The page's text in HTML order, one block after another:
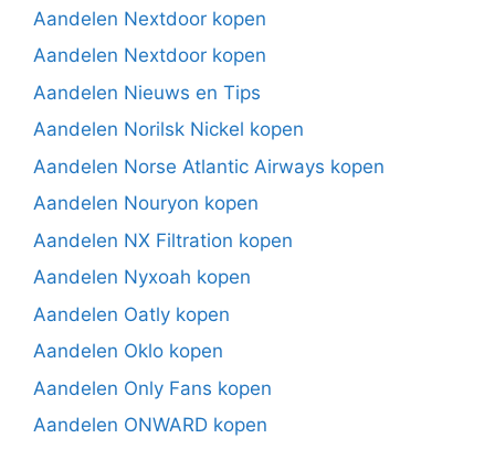
Aandelen Nextdoor kopen
Aandelen Nextdoor kopen
Aandelen Nieuws en Tips
Aandelen Norilsk Nickel kopen
Aandelen Norse Atlantic Airways kopen
Aandelen Nouryon kopen
Aandelen NX Filtration kopen
Aandelen Nyxoah kopen
Aandelen Oatly kopen
Aandelen Oklo kopen
Aandelen Only Fans kopen
Aandelen ONWARD kopen